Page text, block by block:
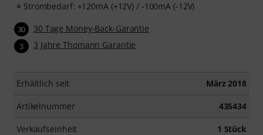
Strombedarf: +120mA (+12V) / -100mA (-12V)
30 30 Tage Money-Back-Garantie
3 3 Jahre Thomann Garantie
Erhältlich seit März 2018
Artikelnummer 435434
Verkaufseinheit 1 Stück